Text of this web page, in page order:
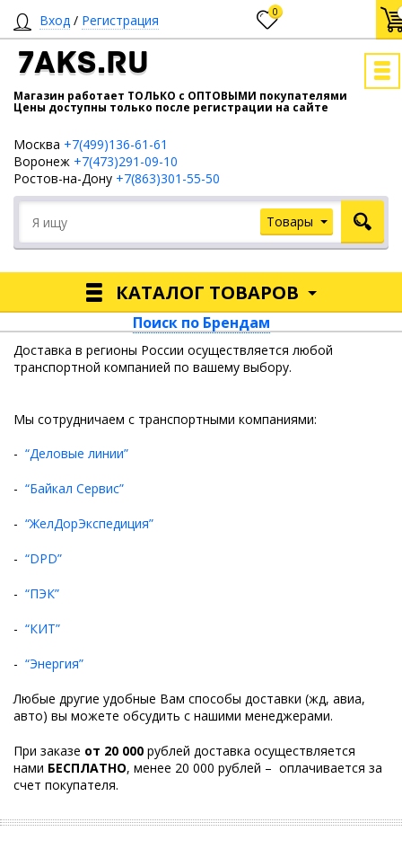
Вход / Регистрация 0
7AKS.RU
Магазин работает ТОЛЬКО с ОПТОВЫМИ покупателями
Цены доступны только после регистрации на сайте
Москва +7(499)136-61-61
Воронеж +7(473)291-09-10
Ростов-на-Дону +7(863)301-55-50
Товары
КАТАЛОГ ТОВАРОВ
Поиск по Брендам
Доставка в регионы России осуществляется любой
транспортной компанией по вашему выбору.
Мы сотрудничаем с транспортными компаниями:
- “Деловые линии”
- “Байкал Сервис”
- “ЖелДорЭкспедиция”
- “DPD”
- “ПЭК”
- “КИТ”
- “Энергия”
Любые другие удобные Вам способы доставки (жд, авиа,
авто) вы можете обсудить с нашими менеджерами.
При заказе от 20 000 рублей доставка осуществляется
нами БЕСПЛАТНО, менее 20 000 рублей – оплачивается за
счет покупателя.